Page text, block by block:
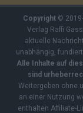
Copyright© 2019-
Verlag Raffi
aktuelle
unabhängig,
Alle Inhalte auf
sind
Weitergeben ohne
an einer Nutzung
enthalten Affiliate-